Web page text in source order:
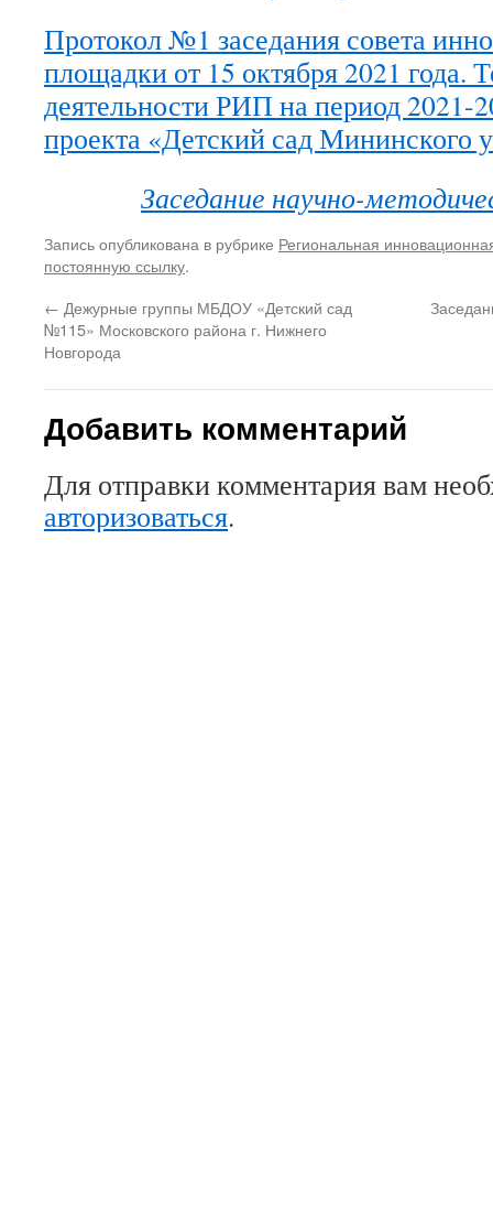
Протокол №1 заседания совета
площадки от 15 октября 2021 года.
деятельности РИП на период 2021-
проекта «Детский сад Мининского
Заседание научно-
Запись опубликована в рубрике Региональная
постоянную ссылку.
← Дежурные группы МБДОУ «Детский сад
№115» Московского района г. Нижнего
Новгорода
Добавить комментарий
Для отправки комментария вам
авторизоваться.